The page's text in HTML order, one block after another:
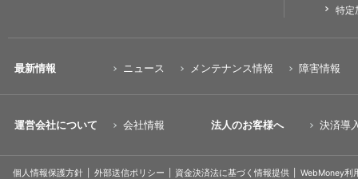
特定
最新情報 ニュース メンテナンス情報 障害情報
運営会社について 会社情報 法人のお客様へ 決済導
個人情報保護方針 外部送信ポリシー 資金決済法に基づく情報提供
WebMoney利